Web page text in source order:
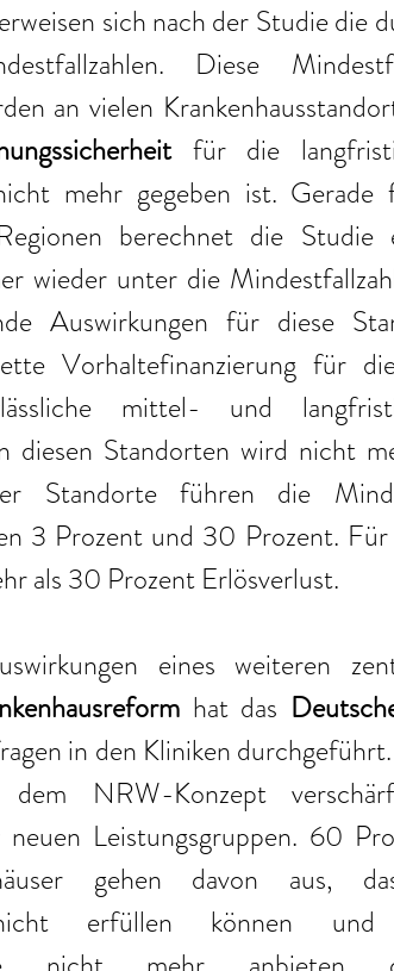
sich nach der Studie die
Diese
an vielen
für die
mehr gegeben ist. Gerade
berechnet die
wieder unter die
Auswirkungen für diese
Vorhaltefinanzierung für
mittel- und
diesen Standorten wird nicht
Standorte führen die
3 Prozent und 30 Prozent.
als 30 Prozent Erlösverlust.
hat das
in den Kliniken
NRW-Konzept
neuen Leistungsgruppen. 60
gehen davon aus,
nicht erfüllen können und